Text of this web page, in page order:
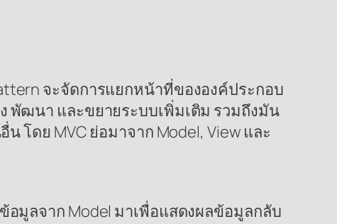
จะจัดการแยกหน้าที่ขององค์ประกอบ
พัฒนา และขยายระบบเพิ่มเติม รวมถึงมัน
โดย MVC ย่อมาจาก Model, View และ
มูลจาก Model มาเพื่อแสดงผลข้อมูลกลับ